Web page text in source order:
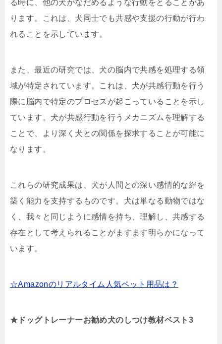
る時に、他の犬がなだめるような行動をとることがあ
ります。これは、犬同士でも共感や支援の行動が行わ
れることを示しています。
また、最近の研究では、犬の脳内で共感を処理する領
域が特定されています。これは、犬が共感行動を行う
際に脳内で特定のプロセスが起こっていることを示し
ています。犬が共感行動を行うメカニズムを理解する
ことで、より深く犬との関係を探求することが可能に
なります。
これらの研究成果は、犬が人間との深い感情的な絆を
築く能力を支持するものです。犬は単なる動物ではな
く、我々と同じように感情を持ち、理解し、共感する
存在として考えられることがますます明らかになって
います。
☆Amazonのリアルタイム人気ペット用品は？
★ドッグトレーナーお勧め犬のしつけ教材ベスト3